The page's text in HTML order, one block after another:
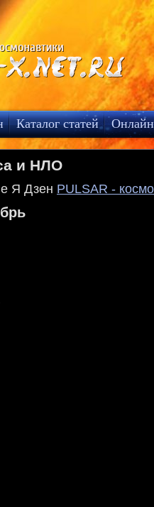
Каталог статей
и НЛО
Я Дзен PULSAR -